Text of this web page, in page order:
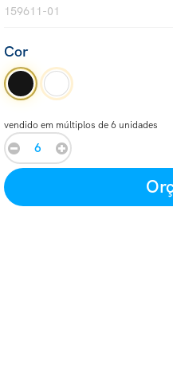
159611-01
Cor
vendido em múltiplos de 6 unidades